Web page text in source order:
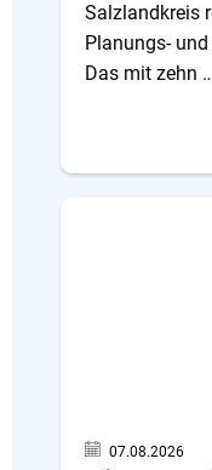
Salzlandkreis
Planungs-
Das mit zehn
07.08.2026